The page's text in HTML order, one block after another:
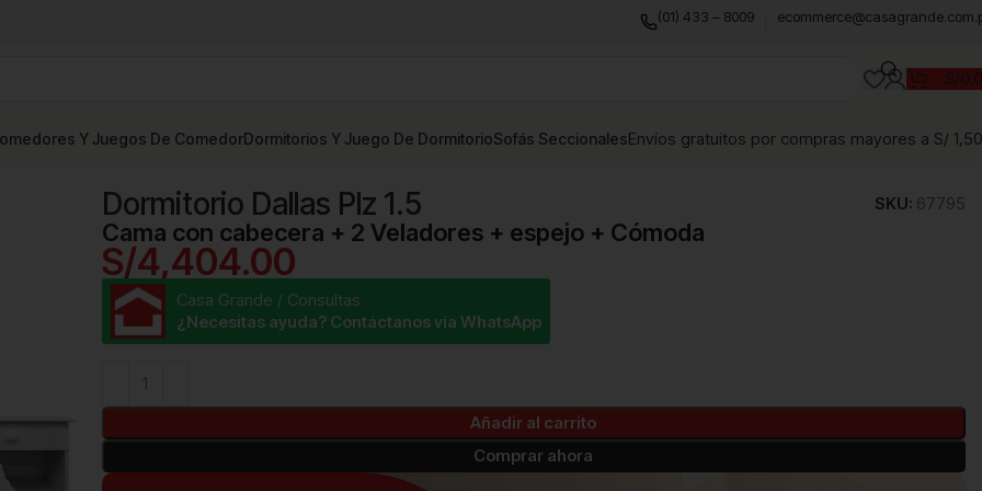
(01) 433 – 8009
S/
Y Juegos De ComedorDormitorios Y Juego De DormitorioSofás SeccionalesEnvíos gratuitos por compras mayores a S/
Dormitorio Dallas Plz 1.5
Dormitorio Dallas Plz 1.5 SKU: 67795
Cama con cabecera + 2 Veladores + espejo + Cómoda
S/4,404.00
Casa Grande / Consultas
¿Necesitas ayuda? Contáctanos vía WhatsApp
Añadir al carrito
Comprar ahora